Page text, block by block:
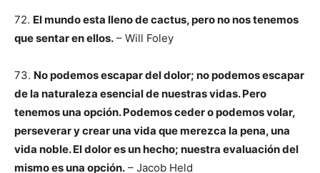
72. El mundo esta lleno de cactus, pero no nos tenemos
que sentar en ellos. – Will Foley
73. No podemos escapar del dolor; no podemos escapar
de la naturaleza esencial de nuestras vidas. Pero
tenemos una opción. Podemos ceder o podemos volar,
perseverar y crear una vida que merezca la pena, una
vida noble. El dolor es un hecho; nuestra evaluación del
mismo es una opción. – Jacob Held